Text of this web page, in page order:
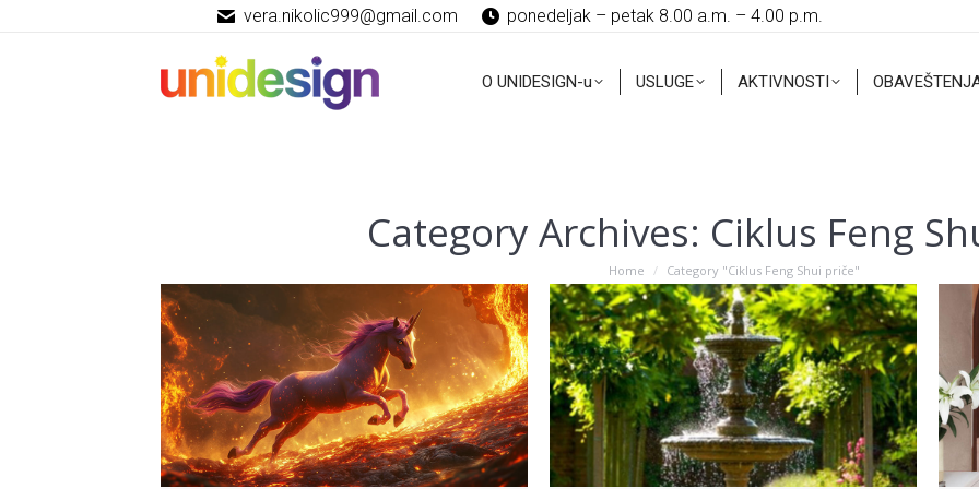
vera.nikolic999@gmail.com ponedeljak – petak 8.00 a.m. – 4.00 p.m.
O UNIDESIGN-u USLUGE AKTIVNOSTI
Category Archives: Ciklus Feng
You are here:
Home Category "Ciklus Feng Shui priče"